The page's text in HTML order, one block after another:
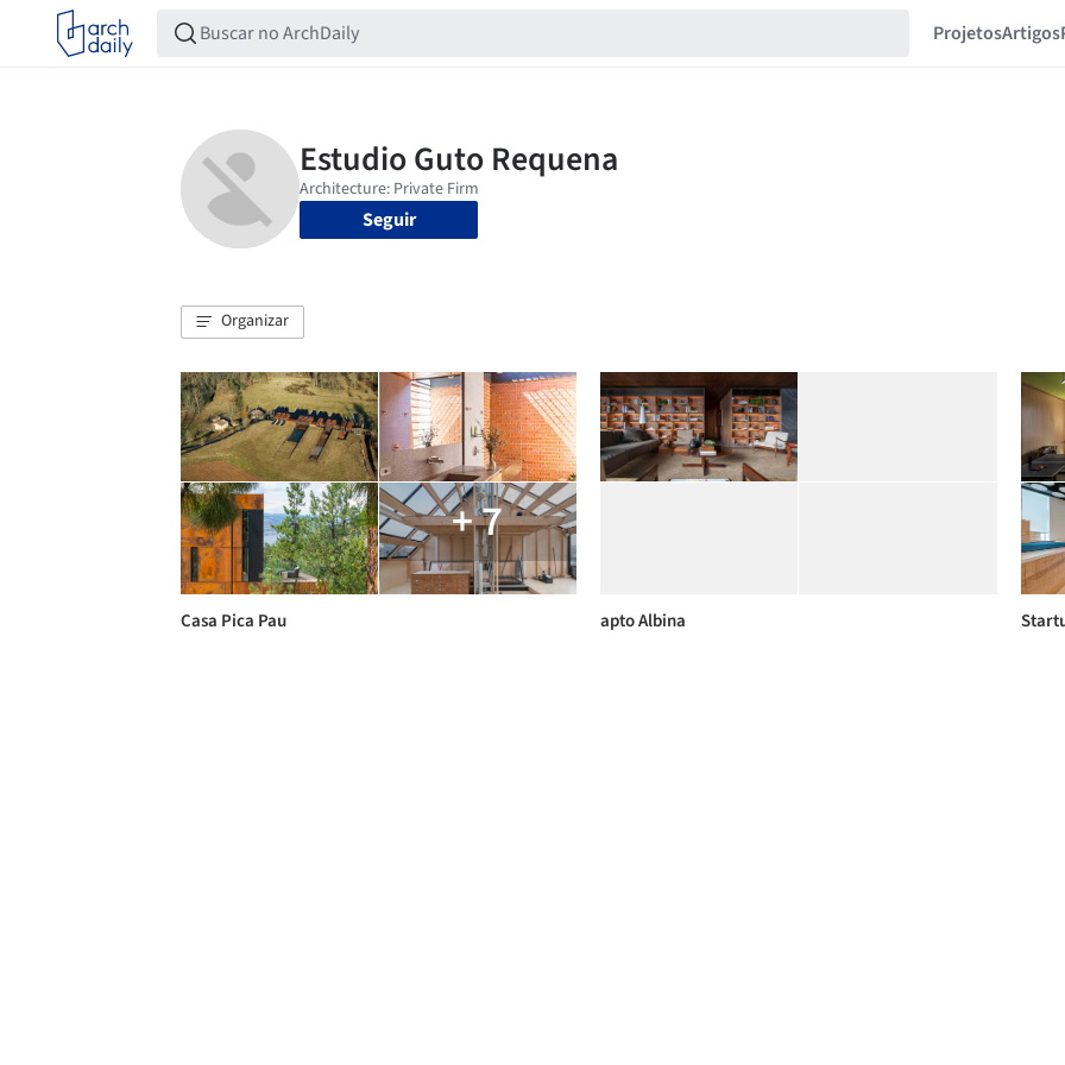
ProjetosArtigos
Seguir
Organizar
+ 7
Casa Pica Pau apto Albina